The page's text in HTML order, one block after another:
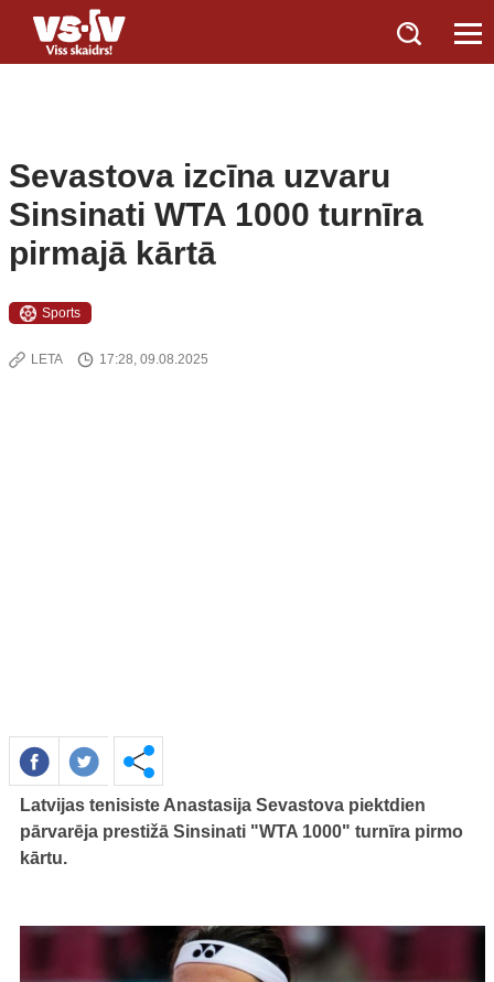
Sevastova izcīna uzvaru
Sinsinati WTA 1000 turnīra
pirmajā kārtā
Sports
LETA 17:28, 09.08.2025
Latvijas tenisiste Anastasija Sevastova piektdien
pārvarēja prestižā Sinsinati "WTA 1000" turnīra pirmo
kārtu.